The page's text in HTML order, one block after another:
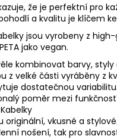
že je perfektní pro
a kvalitu je klíčem
jsou vyrobeny z high-
jako vegan.
kombinovat barvy,
z velké části vyráběny z
dostatečnou
poměr mezi
originální, vkusné a
nošení, tak pro